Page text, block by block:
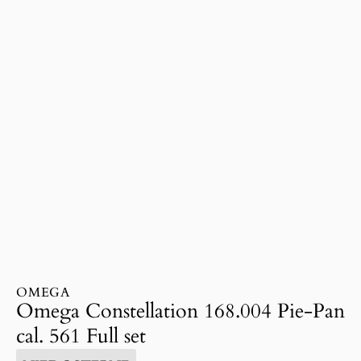
OMEGA
Omega Constellation 168.004 Pie-Pan
cal. 561 Full set